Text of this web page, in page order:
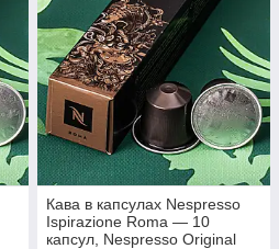
Кава в капсулах Nespresso
Ispirazione Roma — 10
капсул, Nespresso Original